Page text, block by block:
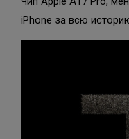
iPhone за всю